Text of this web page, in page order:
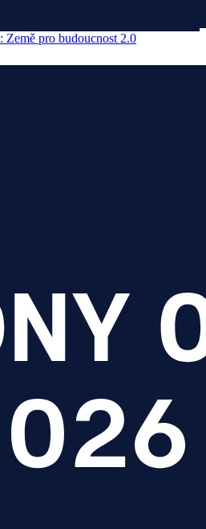
Země pro budoucnost 2.0